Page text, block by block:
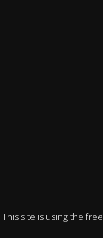
This site is using the free